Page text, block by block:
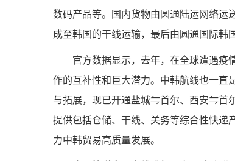
数码产品等。国内货物由圆通陆运网络运
成至韩国的干线运输，最后由圆通国际韩
官方数据显示，去年，在全球遭遇疫
作的互补性和巨大潜力。中韩航线也一直
与拓展，现已开通盐城⇋首尔、西安⇋首
提供包括仓储、干线、关务等综合性快递
力中韩贸易高质量发展。